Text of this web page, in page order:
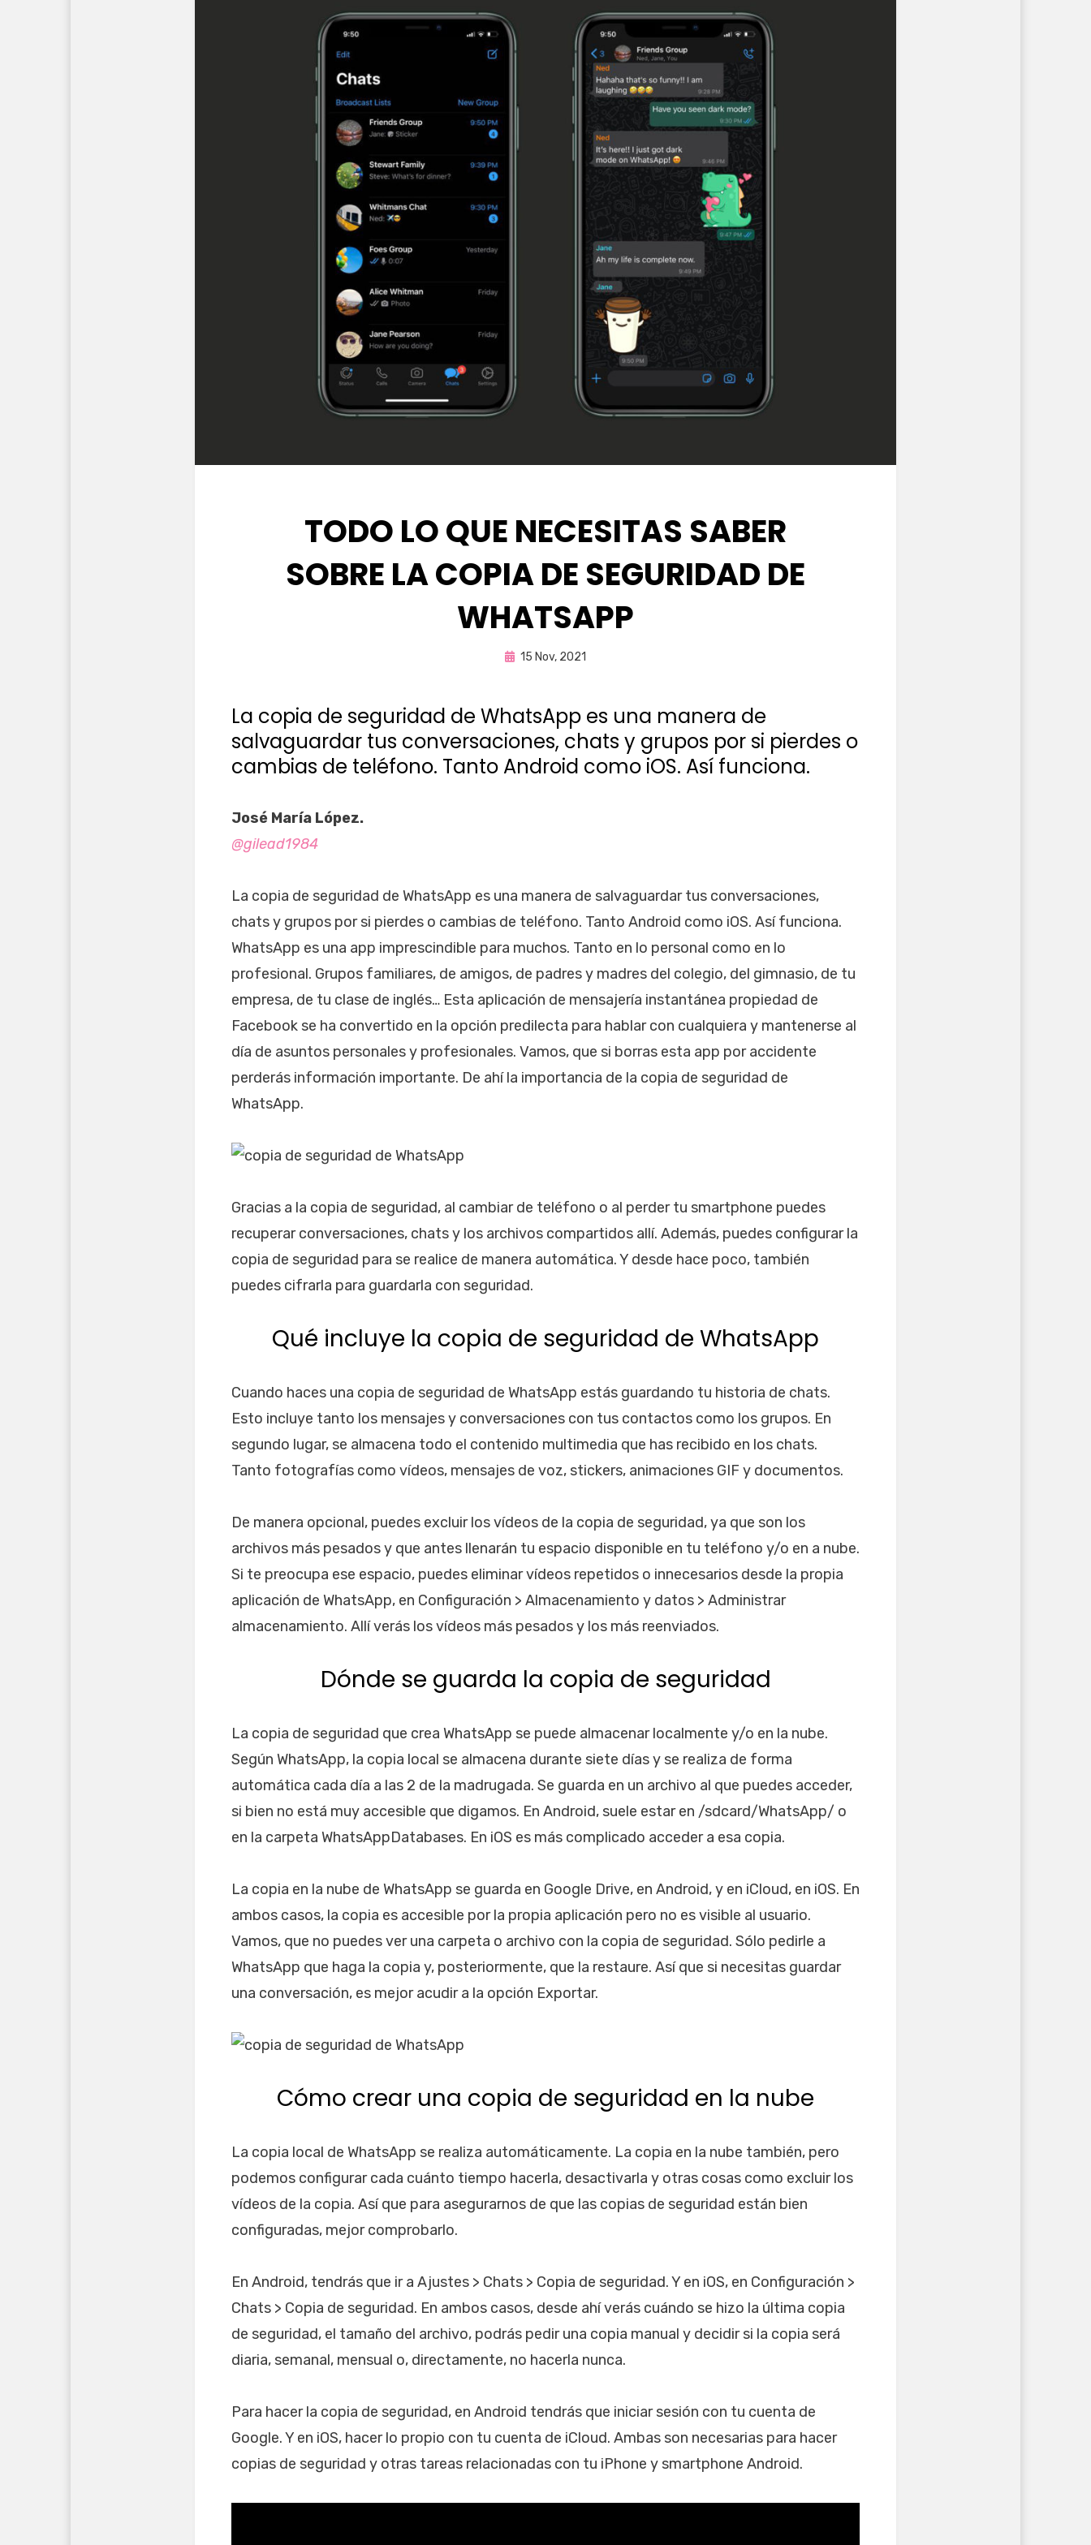
TODO LO QUE NECESITAS SABER
SOBRE LA COPIA DE SEGURIDAD DE
WHATSAPP
porEnrique
Publicada
15 Nov, 2021
La copia de seguridad de WhatsApp es una manera de
salvaguardar tus conversaciones, chats y grupos por si pierdes o
cambias de teléfono. Tanto Android como iOS. Así funciona.
José María López.
@gilead1984
La copia de seguridad de WhatsApp es una manera de salvaguardar tus conversaciones,
chats y grupos por si pierdes o cambias de teléfono. Tanto Android como iOS. Así funciona.
WhatsApp es una app imprescindible para muchos. Tanto en lo personal como en lo
profesional. Grupos familiares, de amigos, de padres y madres del colegio, del gimnasio, de tu
empresa, de tu clase de inglés… Esta aplicación de mensajería instantánea propiedad de
Facebook se ha convertido en la opción predilecta para hablar con cualquiera y mantenerse al
día de asuntos personales y profesionales. Vamos, que si borras esta app por accidente
perderás información importante. De ahí la importancia de la copia de seguridad de
WhatsApp.
Gracias a la copia de seguridad, al cambiar de teléfono o al perder tu smartphone puedes
recuperar conversaciones, chats y los archivos compartidos allí. Además, puedes configurar la
copia de seguridad para se realice de manera automática. Y desde hace poco, también
puedes cifrarla para guardarla con seguridad.
Qué incluye la copia de seguridad de WhatsApp
Cuando haces una copia de seguridad de WhatsApp estás guardando tu historia de chats.
Esto incluye tanto los mensajes y conversaciones con tus contactos como los grupos. En
segundo lugar, se almacena todo el contenido multimedia que has recibido en los chats.
Tanto fotografías como vídeos, mensajes de voz, stickers, animaciones GIF y documentos.
De manera opcional, puedes excluir los vídeos de la copia de seguridad, ya que son los
archivos más pesados y que antes llenarán tu espacio disponible en tu teléfono y/o en a nube.
Si te preocupa ese espacio, puedes eliminar vídeos repetidos o innecesarios desde la propia
aplicación de WhatsApp, en Configuración > Almacenamiento y datos > Administrar
almacenamiento. Allí verás los vídeos más pesados y los más reenviados.
Dónde se guarda la copia de seguridad
La copia de seguridad que crea WhatsApp se puede almacenar localmente y/o en la nube.
Según WhatsApp, la copia local se almacena durante siete días y se realiza de forma
automática cada día a las 2 de la madrugada. Se guarda en un archivo al que puedes acceder,
si bien no está muy accesible que digamos. En Android, suele estar en /sdcard/WhatsApp/ o
en la carpeta WhatsAppDatabases. En iOS es más complicado acceder a esa copia.
La copia en la nube de WhatsApp se guarda en Google Drive, en Android, y en iCloud, en iOS. En
ambos casos, la copia es accesible por la propia aplicación pero no es visible al usuario.
Vamos, que no puedes ver una carpeta o archivo con la copia de seguridad. Sólo pedirle a
WhatsApp que haga la copia y, posteriormente, que la restaure. Así que si necesitas guardar
una conversación, es mejor acudir a la opción Exportar.
Cómo crear una copia de seguridad en la nube
La copia local de WhatsApp se realiza automáticamente. La copia en la nube también, pero
podemos configurar cada cuánto tiempo hacerla, desactivarla y otras cosas como excluir los
vídeos de la copia. Así que para asegurarnos de que las copias de seguridad están bien
configuradas, mejor comprobarlo.
En Android, tendrás que ir a Ajustes > Chats > Copia de seguridad. Y en iOS, en Configuración >
Chats > Copia de seguridad. En ambos casos, desde ahí verás cuándo se hizo la última copia
de seguridad, el tamaño del archivo, podrás pedir una copia manual y decidir si la copia será
diaria, semanal, mensual o, directamente, no hacerla nunca.
Para hacer la copia de seguridad, en Android tendrás que iniciar sesión con tu cuenta de
Google. Y en iOS, hacer lo propio con tu cuenta de iCloud. Ambas son necesarias para hacer
copias de seguridad y otras tareas relacionadas con tu iPhone y smartphone Android.